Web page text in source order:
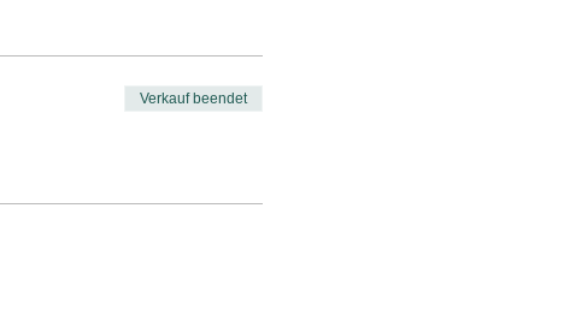
Verkauf beendet